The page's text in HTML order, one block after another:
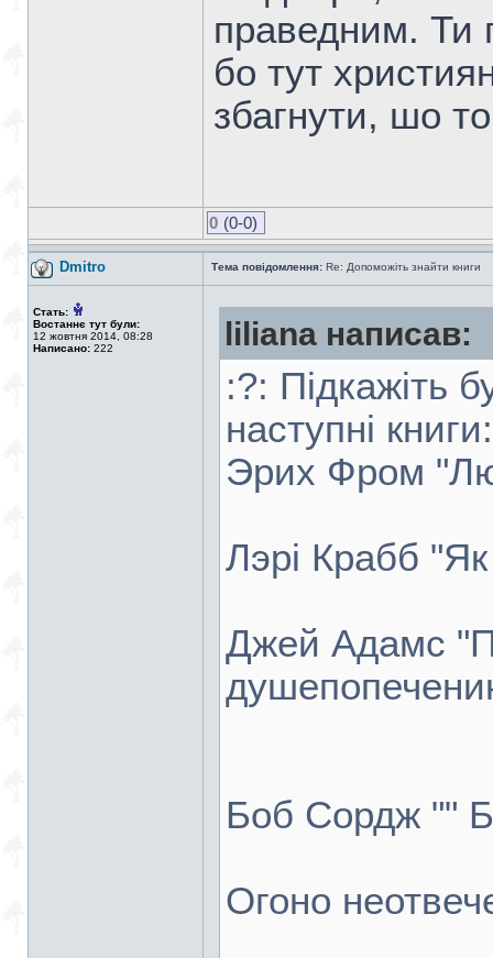
праведним. Ти
бо тут
збагнути, шо
0 (0-0)
Dmitro Тема повідомлення: Re: Допоможіть знайти книги
Стать:
Востаннє тут були:
12 жовтня 2014, 08:28
Написано: 222 liliana написав:
:?: Підкажіть
наступні книги:
Эрих Фром
Лэрі Крабб
Джей Адамс
Боб Сордж ""
Огоно